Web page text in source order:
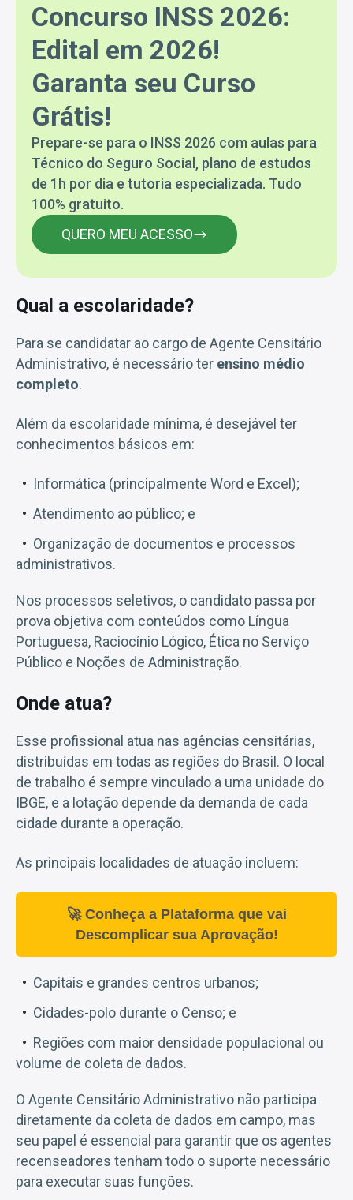
Concurso INSS 2026:
Edital em 2026!
Garanta seu Curso
Grátis!
Prepare-se para o INSS 2026 com aulas para
Técnico do Seguro Social, plano de estudos
de 1h por dia e tutoria especializada. Tudo
100% gratuito.
QUERO MEU ACESSO
Qual a escolaridade?
Para se candidatar ao cargo de Agente Censitário
Administrativo, é necessário ter ensino médio
completo.
Além da escolaridade mínima, é desejável ter
conhecimentos básicos em:
Informática (principalmente Word e Excel);
Atendimento ao público; e
Organização de documentos e processos
administrativos.
Nos processos seletivos, o candidato passa por
prova objetiva com conteúdos como Língua
Portuguesa, Raciocínio Lógico, Ética no Serviço
Público e Noções de Administração.
Onde atua?
Esse profissional atua nas agências censitárias,
distribuídas em todas as regiões do Brasil. O local
de trabalho é sempre vinculado a uma unidade do
IBGE, e a lotação depende da demanda de cada
cidade durante a operação.
As principais localidades de atuação incluem:
🚀 Conheça a Plataforma que vai
Descomplicar sua Aprovação!
Capitais e grandes centros urbanos;
Cidades-polo durante o Censo; e
Regiões com maior densidade populacional ou
volume de coleta de dados.
O Agente Censitário Administrativo não participa
diretamente da coleta de dados em campo, mas
seu papel é essencial para garantir que os agentes
recenseadores tenham todo o suporte necessário
para executar suas funções.